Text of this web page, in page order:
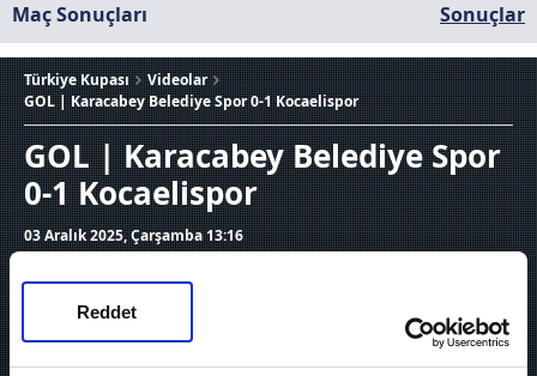
Reddet
Maç Sonuçları Sonuçlar
Türkiye Kupası
Videolar
GOL | Karacabey Belediye Spor 0-1 Kocaelispor
GOL | Karacabey Belediye Spor
0-1 Kocaelispor
03 Aralık 2025, Çarşamba 13:16